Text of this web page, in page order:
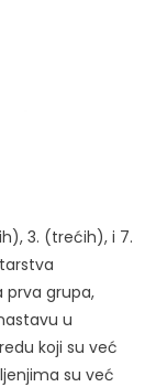
3. (trećih), i 7.
prva grupa,
u
koji su već
su već